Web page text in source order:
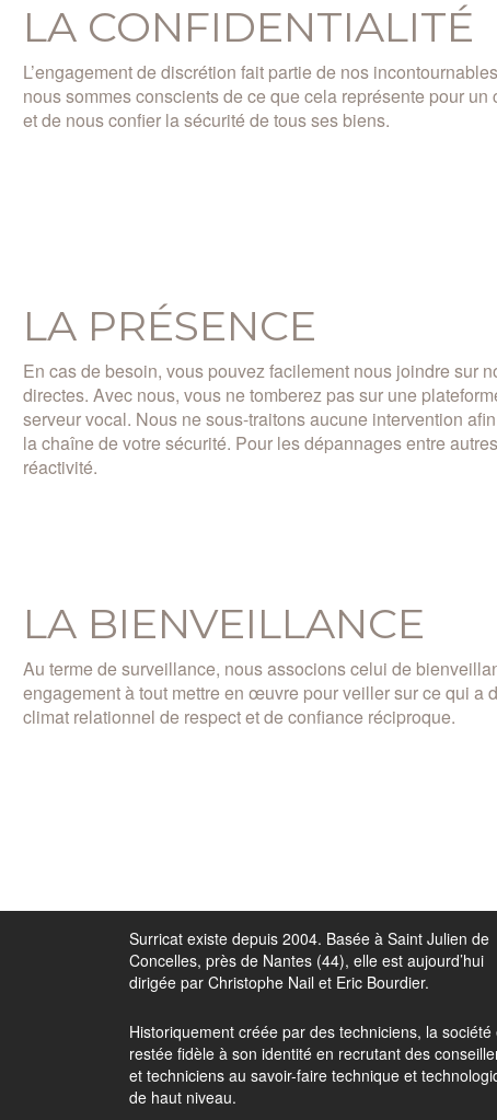
LA CONFIDENTIALITÉ
L’engagement de discrétion fait partie de nos
nous sommes conscients de ce que cela représente pour
et de nous confier la sécurité de tous ses biens.
LA PRÉSENCE
En cas de besoin, vous pouvez facilement nous joindre sur
directes. Avec nous, vous ne tomberez pas sur une
serveur vocal. Nous ne sous-traitons aucune intervention
la chaîne de votre sécurité. Pour les dépannages entre
réactivité.
LA BIENVEILLANCE
Au terme de surveillance, nous associons celui de
engagement à tout mettre en œuvre pour veiller sur ce qui a
climat relationnel de respect et de confiance réciproque.
Surricat existe depuis 2004. Basée à Saint Julien de
Concelles, près de Nantes (44), elle est aujourd’hui
dirigée par Christophe Nail et Eric Bourdier.
Historiquement créée par des techniciens, la société
restée fidèle à son identité en recrutant des
et techniciens au savoir-faire technique et
de haut niveau.